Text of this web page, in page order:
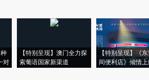
对
【特别呈现】澳门全力探
索葡语国家新渠道
【特别呈现】《
间便利店》倾情